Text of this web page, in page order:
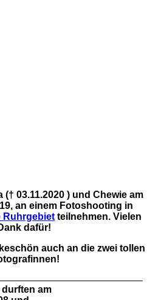
(† 03.11.2020 )und Chewie am
an einem Fotoshooting in
Ruhrgebiet teilnehmen. Vielen
dafür!
auch an die zwei tollen
durften am